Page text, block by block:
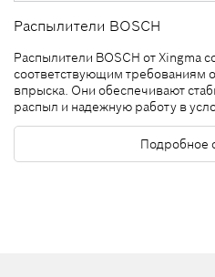
Распылители BOSCH
Распылители BOSCH от Xingma
соответствующим требованиям
впрыска. Они обеспечивают
распыл и надежную работу в
Подробное